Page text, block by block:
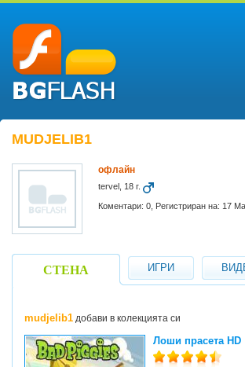
MUDJELIB1
офлайн
tervel, 18 г.
Коментари: 0, Регистриран на: 17
СТЕНА ИГРИ
mudjelib1 добави в колекцията си
Лоши прасета HD